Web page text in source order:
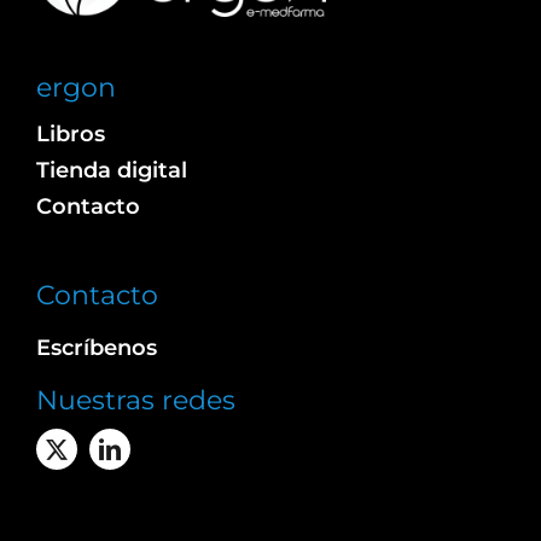
ergon
Libros
Tienda digital
Contacto
Contacto
Escríbenos
Nuestras redes